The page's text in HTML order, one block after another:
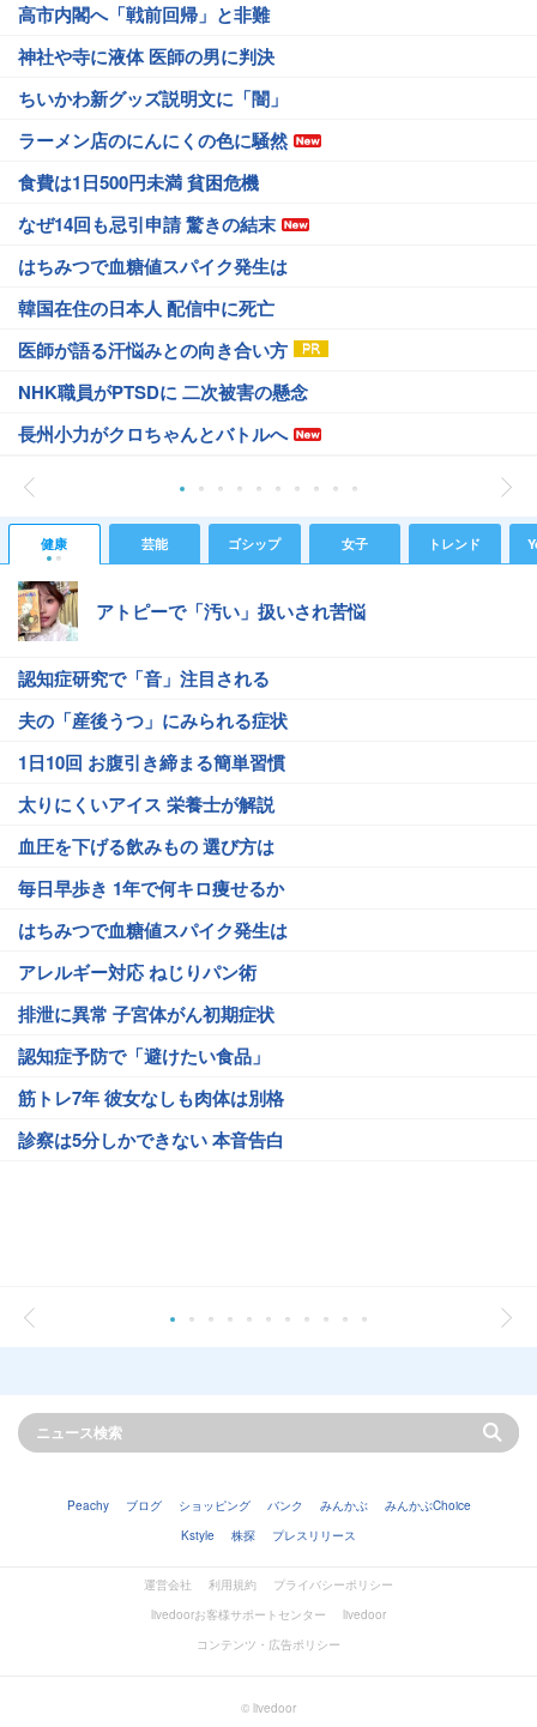
高市内閣へ「戦前回帰」と非難
神社や寺に液体 医師の男に判決
ちいかわ新グッズ説明文に「闇」
ラーメン店のにんにくの色に騒然
食費は1日500円未満 貧困危機
なぜ14回も忌引申請 驚きの結末
はちみつで血糖値スパイク発生は
韓国在住の日本人 配信中に死亡
医師が語る汗悩みとの向き合い方
NHK職員がPTSDに 二次被害の懸念
長州小力がクロちゃんとバトルへ
健康 芸能 ゴシップ 女子 トレンド
アトピーで「汚い」扱いされ苦悩
認知症研究で「音」注目される
夫の「産後うつ」にみられる症状
1日10回 お腹引き締まる簡単習慣
太りにくいアイス 栄養士が解説
血圧を下げる飲みもの 選び方は
毎日早歩き 1年で何キロ痩せるか
はちみつで血糖値スパイク発生は
アレルギー対応 ねじりパン術
排泄に異常 子宮体がん初期症状
認知症予防で「避けたい食品」
筋トレ7年 彼女なしも肉体は別格
診察は5分しかできない 本音告白
Peachy ブログ ショッピング バンク みんかぶ
みんかぶChoice
Kstyle
株探 プレスリリース
運営会社 利用規約
プライバシーポリシー
livedoorお客様サポートセンター
livedoor
コンテンツ・広告ポリシー
© livedoor